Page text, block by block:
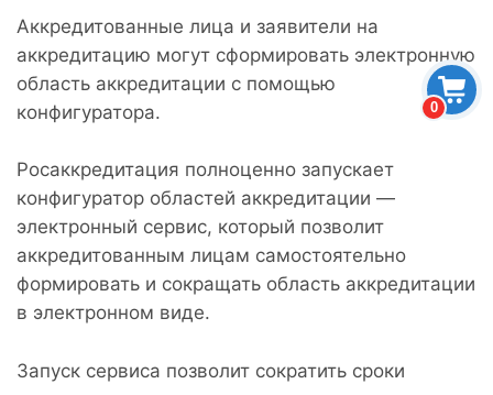
0
Аккредитованные лица и заявители на
аккредитацию могут сформировать электронную
область аккредитации с помощью
конфигуратора.
Росаккредитация полноценно запускает
конфигуратор областей аккредитации —
электронный сервис, который позволит
аккредитованным лицам самостоятельно
формировать и сокращать область аккредитации
в электронном виде.
Запуск сервиса позволит сократить сроки